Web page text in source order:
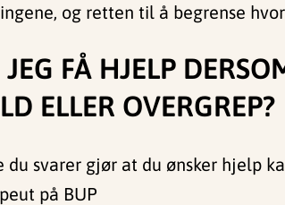
og retten til å begrense
FÅ HJELP
ELLER OVERGREP?
du svarer gjør at du ønsker hjelp
på BUP